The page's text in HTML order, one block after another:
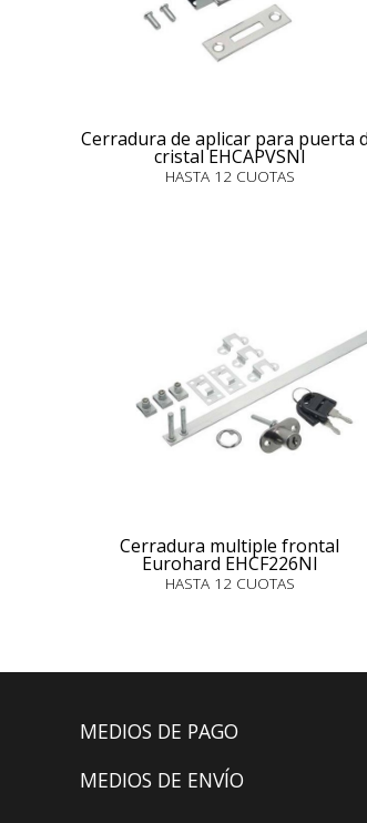
Cerradura de aplicar para puerta
cristal EHCAPVSNI
HASTA 12 CUOTAS
Cerradura multiple frontal
Eurohard EHCF226NI
HASTA 12 CUOTAS
MEDIOS DE PAGO
MEDIOS DE ENVÍO